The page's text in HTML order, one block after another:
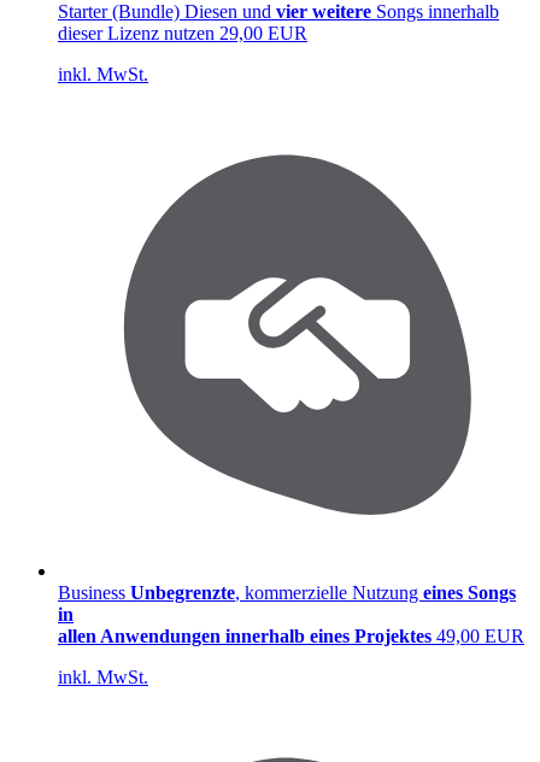
Starter (Bundle) Diesen und vier weitere Songs innerhalb
dieser Lizenz nutzen 29,00 EUR
inkl. MwSt.
Business Unbegrenzte, kommerzielle Nutzung eines Songs
in
allen Anwendungen innerhalb eines Projektes 49,00 EUR
inkl. MwSt.